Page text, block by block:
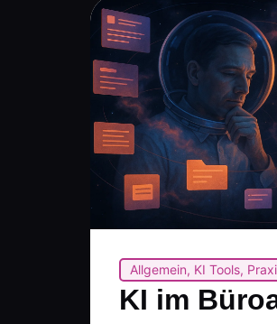
Allgemein, KI Tools,
KI im